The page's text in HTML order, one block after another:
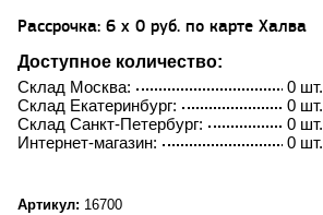
Рассрочка: 6 x 0 руб. по карте Халва
Доступное количество:
0 шт.
Склад Москва:
0 шт.
Склад Екатеринбург:
0 шт.
Склад Санкт-Петербург:
0 шт.
Интернет-магазин:
Артикул: 16700